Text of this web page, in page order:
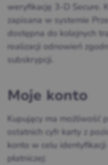
weryfikację 3-D Secure.
zapisana w systemie
dostępna do kolejnych
realizacji odnowień
subskrypcji.
Moje konto
Kupujący ma możliwość
ostatnich cyfr karty z
konto w celu
płatniczej: